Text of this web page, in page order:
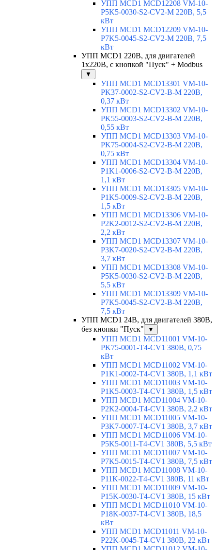
УПП MCD1 MCD12208 VM-10-
P5K5-0030-S2-CV2-M 220В, 5,5
кВт
УПП MCD1 MCD12209 VM-10-
P7K5-0045-S2-CV2-M 220В, 7,5
кВт
УПП MCD1 220В, для двигателей
1х220В, с кнопкой "Пуск" + Modbus
▼
УПП MCD1 MCD13301 VM-10-
PK37-0002-S2-CV2-B-M 220В,
0,37 кВт
УПП MCD1 MCD13302 VM-10-
PK55-0003-S2-CV2-B-M 220В,
0,55 кВт
УПП MCD1 MCD13303 VM-10-
PK75-0004-S2-CV2-B-M 220В,
0,75 кВт
УПП MCD1 MCD13304 VM-10-
P1K1-0006-S2-CV2-B-M 220В,
1,1 кВт
УПП MCD1 MCD13305 VM-10-
P1K5-0009-S2-CV2-B-M 220В,
1,5 кВт
УПП MCD1 MCD13306 VM-10-
P2K2-0012-S2-CV2-B-M 220В,
2,2 кВт
УПП MCD1 MCD13307 VM-10-
P3K7-0020-S2-CV2-B-M 220В,
3,7 кВт
УПП MCD1 MCD13308 VM-10-
P5K5-0030-S2-CV2-B-M 220В,
5,5 кВт
УПП MCD1 MCD13309 VM-10-
P7K5-0045-S2-CV2-B-M 220В,
7,5 кВт
УПП MCD1 24В, для двигателей 380В,
без кнопки "Пуск"
▼
УПП MCD1 MCD11001 VM-10-
PK75-0001-T4-CV1 380В, 0,75
кВт
УПП MCD1 MCD11002 VM-10-
P1K1-0002-T4-CV1 380В, 1,1 кВт
УПП MCD1 MCD11003 VM-10-
P1K5-0003-T4-CV1 380В, 1,5 кВт
УПП MCD1 MCD11004 VM-10-
P2K2-0004-T4-CV1 380В, 2,2 кВт
УПП MCD1 MCD11005 VM-10-
P3K7-0007-T4-CV1 380В, 3,7 кВт
УПП MCD1 MCD11006 VM-10-
P5K5-0011-T4-CV1 380В, 5,5 кВт
УПП MCD1 MCD11007 VM-10-
P7K5-0015-T4-CV1 380В, 7,5 кВт
УПП MCD1 MCD11008 VM-10-
P11K-0022-T4-CV1 380В, 11 кВт
УПП MCD1 MCD11009 VM-10-
P15K-0030-T4-CV1 380В, 15 кВт
УПП MCD1 MCD11010 VM-10-
P18K-0037-T4-CV1 380В, 18,5
кВт
УПП MCD1 MCD11011 VM-10-
P22K-0045-T4-CV1 380В, 22 кВт